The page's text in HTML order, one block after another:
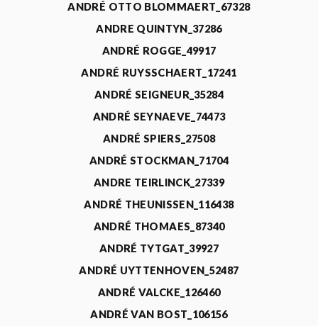
ANDRÉ OTTO BLOMMAERT_67328
ANDRE QUINTYN_37286
ANDRÉ ROGGE_49917
ANDRÉ RUYSSCHAERT_17241
ANDRÉ SEIGNEUR_35284
ANDRÉ SEYNAEVE_74473
ANDRÉ SPIERS_27508
ANDRÉ STOCKMAN_71704
ANDRE TEIRLINCK_27339
ANDRÉ THEUNISSEN_116438
ANDRÉ THOMAES_87340
ANDRÉ TYTGAT_39927
ANDRÉ UYTTENHOVEN_52487
ANDRÉ VALCKE_126460
ANDRÉ VAN BOST_106156